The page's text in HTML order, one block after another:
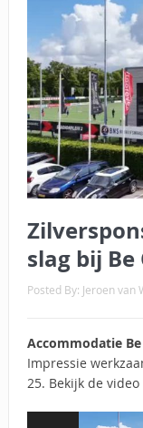
slag bij Be
Posted By: Jeroen van
Accommodatie
Impressie
25. Bekijk de video